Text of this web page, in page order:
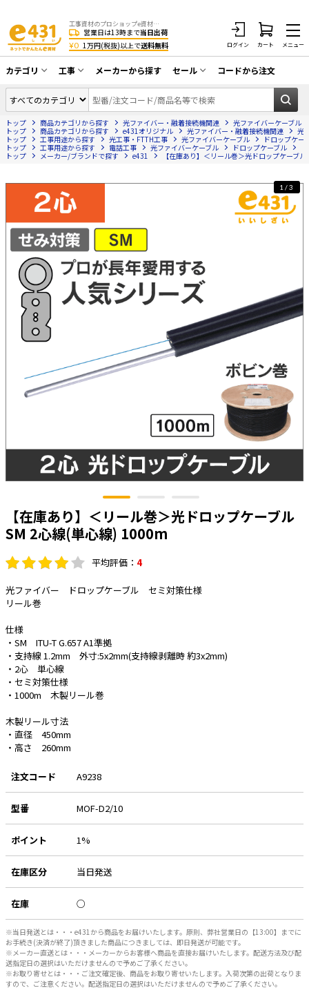
工事資材のプロショップe資材 CATV・アンテナ・防犯・光・LAN・電気・空調工事など
営業日は13時まで当日出荷
¥0 1万円(税抜)以上で送料無料 ログイン カート メニュー
カテゴリ
同軸ケーブル／テレビ用接栓／関連工具
アンテナ・取付金具・ブースター／CATV
部材類
配線補助具（モール・結束バンド・テー
プ類 他）
HDMIケーブル・周辺機器／RCAケーブル
電話線／コネクタ／アダプタ
光ファイバー・融着接続機関連
LANケーブル・コネクタ・関連資材/機器
ネットワーク機器
エアコン・換気扇・空調資材
太陽光発電ケーブル・コネクタ・関連資
電源ケーブル／コネクタ／分電盤／ブレ
ーカ
スイッチ・コンセント（配線器具）
ボックス・ビニル電線管付属品・引き込
みカバー
工具関連
EV充電設備工事関連
感染症関連
e431オリジナル
暑さ対策
販売終了品
工事
CATV・アンテナ工事
光工事・FTTH工事
エアコン・換気扇工事
電話工事
電気配管工事
EV充電設備工事
照明設置工事
ホテル・病院向け
メーカーから探す セール
在庫一掃セール
コードから注文
トップ 商品カテゴリから探す 光ファイバー・融着接続機関連
光ファイバーケーブル
トップ
商品カテゴリから探す e431オリジナル 光ファイバー・融着接続機関連
光
トップ
工事用途から探す 光工事・FTTH工事 光ファイバーケーブル
ドロップケー
トップ
工事用途から探す 電話工事 光ファイバーケーブル ドロップケーブル
トップ
メーカー/ブランドで探す e431 【在庫あり】＜リール巻＞光ドロップケーブ
【在庫あり】＜リール巻＞光ドロップケーブル
SM 2心線(単心線) 1000m
平均評価： 4
1/3
光ファイバー ドロップケーブル セミ対策仕様
リール巻
仕様
・SM ITU-T G.657 A1準拠
・支持線 1.2mm 外寸:5x2mm(支持線剥離時 約3x2mm)
・2心 単心線
・セミ対策仕様
・1000m 木製リール巻
木製リール寸法
・直径 450mm
・高さ 260mm
注文コード A9238
型番 MOF-D2/10
ポイント 1%
在庫区分 当日発送
在庫 ○
※当日発送とは・・・e431から商品をお届けいたします。原則、弊社営業日の【13:00】までに
お手続き(決済が終了)頂きました商品につきましては、即日発送が可能です。
※メーカー直送とは・・・メーカーからお客様へ商品を直接お届けいたします。配送方法及び配
送指定日の選択はいただけませんので予めご了承ください。
※お取り寄せとは・・・ご注文確定後、商品をお取り寄せいたします。入荷次第の出荷となりま
すので、ご注意ください。配送指定日の選択はいただけませんので予めご了承ください。